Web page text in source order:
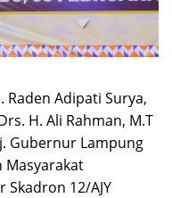
Raden Adipati Surya,
H. Ali Rahman, M.T
Gubernur Lampung
Masyarakat
Skadron 12/AJY